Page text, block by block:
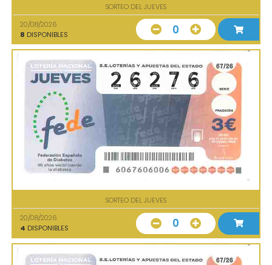
SORTEO DEL JUEVES
20/08/2026
8 DISPONIBLES 0
SORTEO DEL JUEVES
20/08/2026
4 DISPONIBLES 0